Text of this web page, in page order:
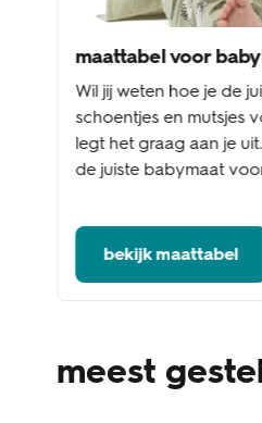
maattabel voor
Wil jij weten hoe je de
schoentjes en mutsjes
legt het graag aan je
de juiste babymaat
bekijk maattabel
meest